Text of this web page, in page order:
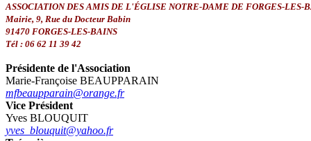
ASSOCIATION DES AMIS DE L'ÉGLISE NOTRE-DAME DE FORGES-LES-
Mairie, 9, Rue du Docteur Babin
91470 FORGES-LES-BAINS
Tél : 06 62 11 39 42
Présidente de l'Association
Marie-Françoise BEAUPPARAIN
mfbeaupparain@orange.fr
Vice Président
Yves BLOUQUIT
yves_blouquit@yahoo.fr